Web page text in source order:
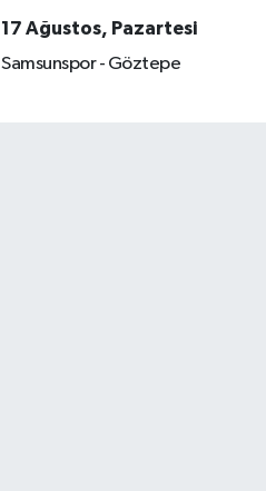
17 Ağustos, Pazartesi
Samsunspor - Göztepe